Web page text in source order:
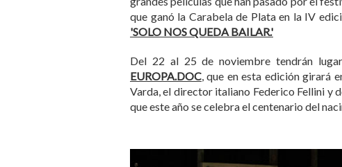
que ganó la Carabela de Plata en la IV
'SOLO NOS QUEDA BAILAR.'
Del 22 al 25 de noviembre tendrán lugar
EUROPA.DOC, que en esta edición girará
Varda, el director italiano Federico Fellini y
que este año se celebra el centenario del